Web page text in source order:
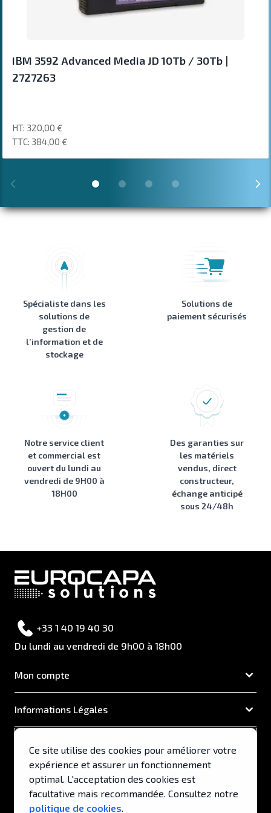
IBM 3592 Advanced Media JD 10Tb / 30Tb |
2727263
384,00 €
320,00 €
Spécialiste dans les
solutions de
gestion de
l’information et de
stockage
Solutions de
paiement sécurisés
Notre service client
et commercial est
ouvert du lundi au
vendredi de 9H00 à
18H00
Des garanties sur
les matériels
vendus, direct
constructeur,
échange anticipé
sous 24/48h
+33 1 40 19 40 30
Du lundi au vendredi de 9h00 à 18h00
Mon compte
Informations Légales
Support & Services
Ce site utilise des cookies pour améliorer votre
expérience et assurer un fonctionnement
optimal. L'acceptation des cookies est
facultative mais recommandée. Consultez notre
politique de cookies.